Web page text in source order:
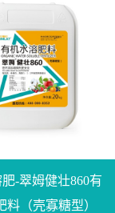
】微生物菌剂
】颗粒【产品
【技术指标】
≥10.0亿/克【增
机质≥40%;小分
壳寡糖
用本品40kg-
代有机肥，配合
-翠姆健壮860有
料（壳寡糖型）